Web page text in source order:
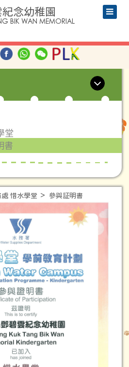
念幼稚園
BIK WAN MEMORIAL
堂
書
惜水學堂 參與証明書